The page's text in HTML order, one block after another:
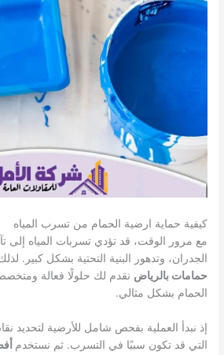
كيفية حماية ارضية الحمام من تسرب المياه
مع مرور الوقت، قد تؤدي تسربات المياه إلى
الجدران، وتدهور البنية التحتية بشكل كبير.
حمامات بالرياض نقدم لك حلولًا فعالة
الحمام بشكل مثالي.
إذ نبدأ العملية بفحص شامل للأرضية لتحديد
التي قد تكون سببًا في التسرب. ثم نستخدم